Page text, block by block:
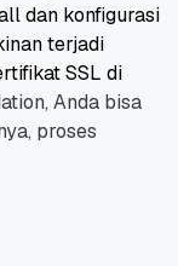
dan konfigurasi
terjadi
SSL di
Anda bisa
proses